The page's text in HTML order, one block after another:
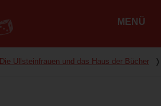
MENÜ
Die Ullsteinfrauen und das Haus der Bücher ❭